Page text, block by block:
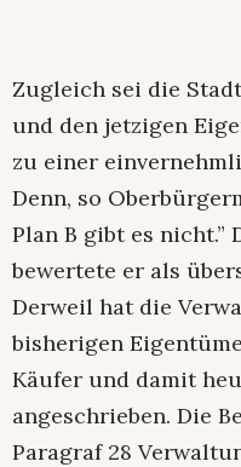
Zugleich sei die
und den jetzigen
zu einer
Denn, so
Plan B gibt es nicht.”
bewertete er als
Derweil hat die
bisherigen
Käufer und damit
angeschrieben. Die
Paragraf 28